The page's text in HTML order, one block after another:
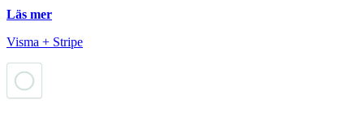
Läs mer
Visma + Stripe